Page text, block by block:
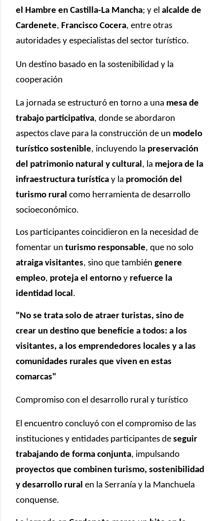
el Hambre en Castilla-La Mancha; y el alcalde de
Cardenete, Francisco Cocera, entre otras
autoridades y especialistas del sector turístico.
Un destino basado en la sostenibilidad y la
cooperación
La jornada se estructuró en torno a una mesa de
trabajo participativa, donde se abordaron
aspectos clave para la construcción de un modelo
turístico sostenible, incluyendo la preservación
del patrimonio natural y cultural, la mejora de la
infraestructura turística y la promoción del
turismo rural como herramienta de desarrollo
socioeconómico.
Los participantes coincidieron en la necesidad de
fomentar un turismo responsable, que no solo
atraiga visitantes, sino que también genere
empleo, proteja el entorno y refuerce la
identidad local.
"No se trata solo de atraer turistas, sino de
crear un destino que beneficie a todos: a los
visitantes, a los emprendedores locales y a las
comunidades rurales que viven en estas
comarcas"
Compromiso con el desarrollo rural y turístico
El encuentro concluyó con el compromiso de las
instituciones y entidades participantes de seguir
trabajando de forma conjunta, impulsando
proyectos que combinen turismo, sostenibilidad
y desarrollo rural en la Serranía y la Manchuela
conquense.